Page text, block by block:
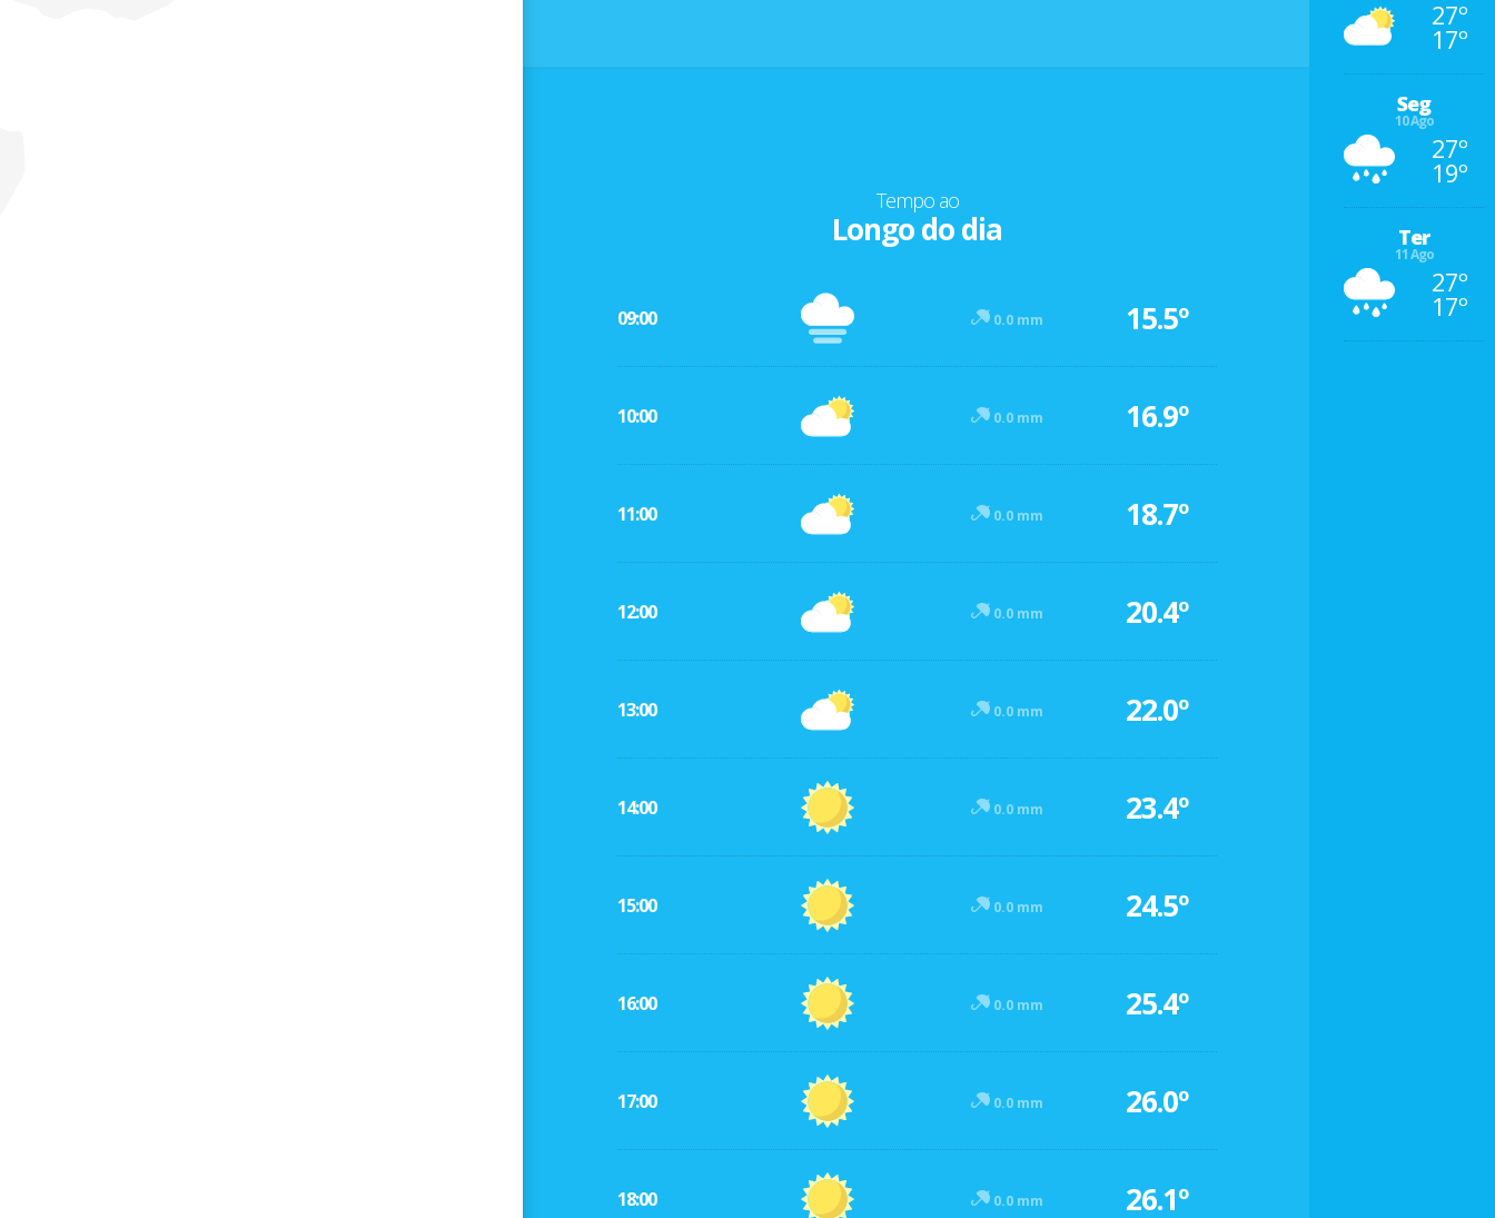
Tempo ao
Longo do dia
09:00 0.0 mm 15.5º
10:00 0.0 mm 16.9º
11:00 0.0 mm 18.7º
12:00 0.0 mm 20.4º
13:00 0.0 mm 22.0º
14:00 0.0 mm 23.4º
15:00 0.0 mm 24.5º
16:00 0.0 mm 25.4º
17:00 0.0 mm 26.0º
18:00 0.0 mm 26.1º
27º
17º
Seg
10 Ago
27º
19º
Ter
11 Ago
27º
17º